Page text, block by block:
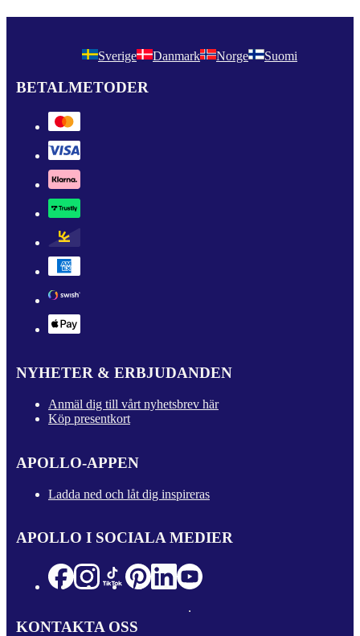
Sverige Danmark Norge Suomi
BETALMETODER
NYHETER & ERBJUDANDEN
Anmäl dig till vårt nyhetsbrev här
Köp presentkort
APOLLO-APPEN
Ladda ned och låt dig inspireras
APOLLO I SOCIALA MEDIER
KONTAKTA OSS